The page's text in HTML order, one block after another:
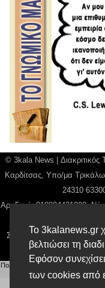
Το 3kalanews.gr
βελτιώσει τη
Εφόσον
των cookies από
© 3kala News |
Καρδίτσας, Υπο/μα
24310
Αρ. Γεμή: 018804431000,
Παναγιώτης Φιλίππου,
Σύνταξης: Μπαλαμπάνη
Πολιτική απορρήτου Αίτηση